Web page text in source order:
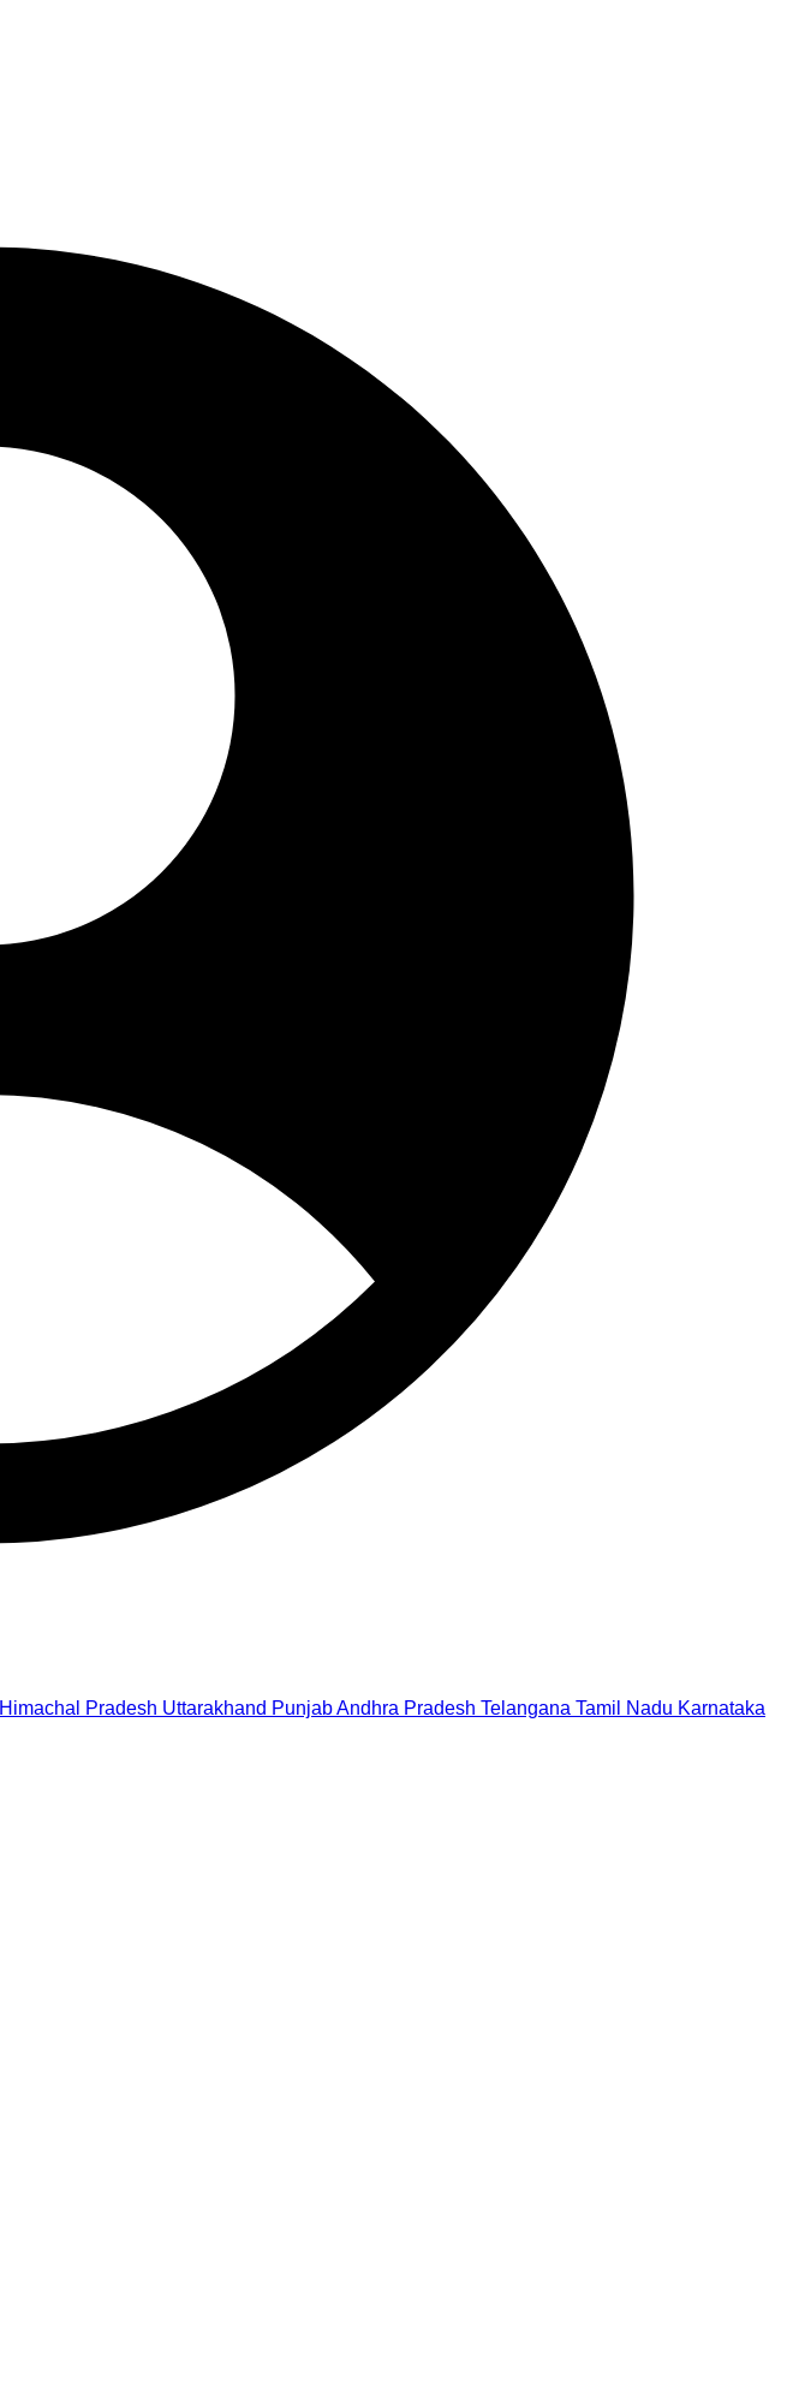
Himachal Pradesh Uttarakhand PunjabAndhra Pradesh Telangana Tamil Nadu Karnataka